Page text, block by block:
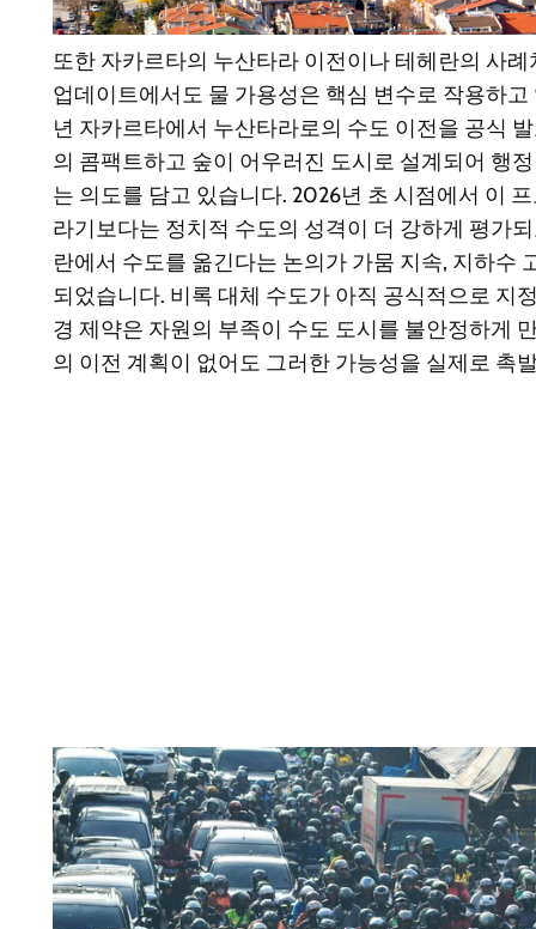
또한 자카르타의 누산타라 이전이나 테헤란의 사
업데이트에서도 물 가용성은 핵심 변수로 작용하
년 자카르타에서 누산타라로의 수도 이전을 공식
의 콤팩트하고 숲이 어우러진 도시로 설계되어 행
는 의도를 담고 있습니다. 2026년 초 시점에서 이
라기보다는 정치적 수도의 성격이 더 강하게 평가
란에서 수도를 옮긴다는 논의가 가뭄 지속, 지하수
되었습니다. 비록 대체 수도가 아직 공식적으로 지
경 제약은 자원의 부족이 수도 도시를 불안정하게
의 이전 계획이 없어도 그러한 가능성을 실제로 촉